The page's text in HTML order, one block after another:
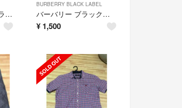
ネッタ－解剖学アトラス 原書第４版
BURBERRY BLACK LABEL
バーバリー ブラックレーベル ポロシャツ
¥ 1,500